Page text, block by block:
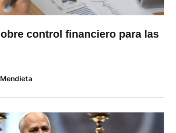
control financiero para las